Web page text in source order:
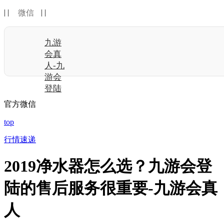
| | 微信 | |
九游
会真
人-九
游会
登陆
官方微信
top
行情速递
2019净水器怎么选？九游会登
陆的售后服务很重要-九游会真
人